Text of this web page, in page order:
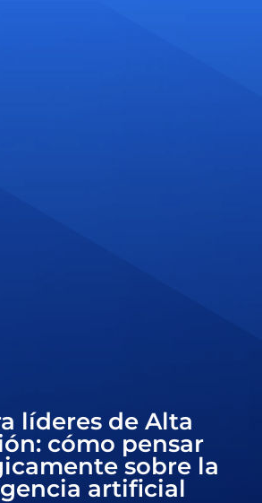
líderes de Alta
cómo pensar
sobre la
artificial